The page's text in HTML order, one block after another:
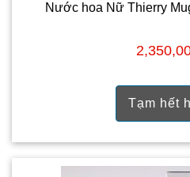
Nước hoa Nữ Thierry
Tạm hết